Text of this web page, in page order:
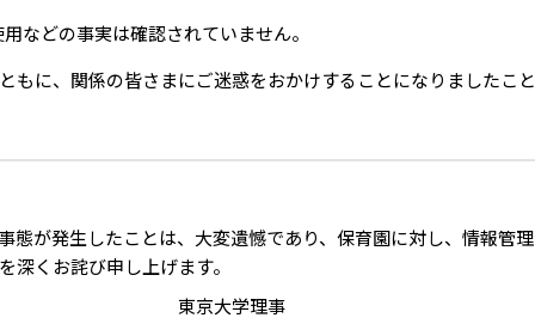
などの事実は確認されていません。
に、関係の皆さまにご迷惑をおかけすることになりましたこ
態が発生したことは、大変遺憾であり、保育園に対し、情報管
深くお詫び申し上げます。
理事